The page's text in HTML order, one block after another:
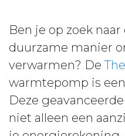
Ben je op zoek
duurzame manier
verwarmen? De
warmtepomp is
Deze
niet alleen een